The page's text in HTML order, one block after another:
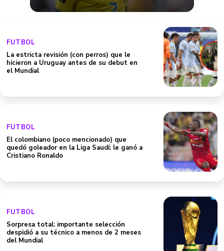
FUTBOL
La estricta revisión (con perros) que le
hicieron a Uruguay antes de su debut en
el Mundial
FUTBOL
El colombiano (poco mencionado) que
quedó goleador en la Liga Saudí: le ganó a
Cristiano Ronaldo
FUTBOL
Sorpresa total: importante selección
despidió a su técnico a menos de 2 meses
del Mundial